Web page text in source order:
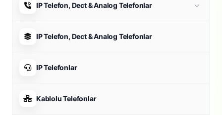
IP Telefon, Dect & Analog Telefonlar
IP Telefon, Dect & Analog Telefonlar
IP Telefonlar
Kablolu Telefonlar